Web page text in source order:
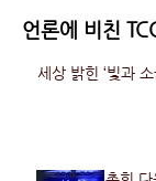
언론에 비친
세상 밝힌 ‘빛과